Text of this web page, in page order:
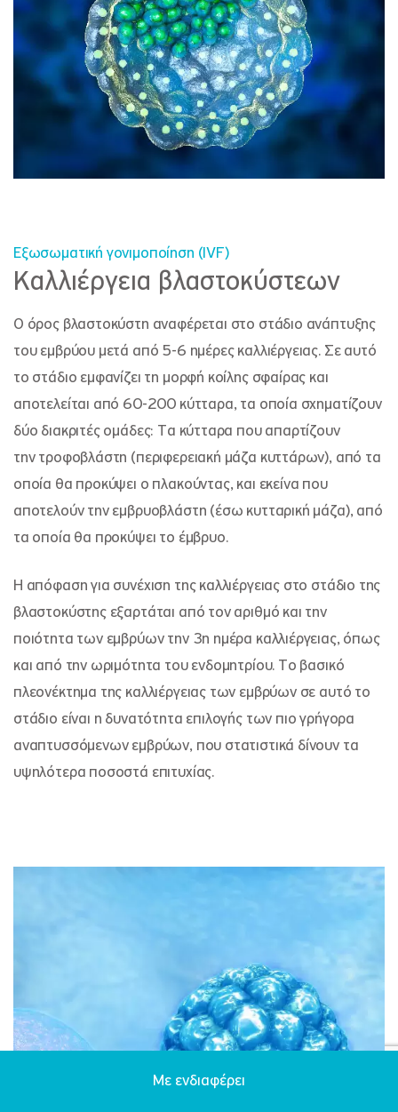
Εξωσωματική γονιμοποίηση (IVF)
Καλλιέργεια βλαστοκύστεων
Ο όρος βλαστοκύστη αναφέρεται στο στάδιο ανάπτυξης
του εμβρύου μετά από 5-6 ημέρες καλλιέργειας. Σε αυτό
το στάδιο εμφανίζει τη μορφή κοίλης σφαίρας και
αποτελείται από 60-200 κύτταρα, τα οποία σχηματίζουν
δύο διακριτές ομάδες: Τα κύτταρα που απαρτίζουν
την τροφοβλάστη (περιφερειακή μάζα κυττάρων), από τα
οποία θα προκύψει ο πλακούντας, και εκείνα που
αποτελούν την εμβρυοβλάστη (έσω κυτταρική μάζα), από
τα οποία θα προκύψει το έμβρυο.
Η απόφαση για συνέχιση της καλλιέργειας στο στάδιο της
βλαστοκύστης εξαρτάται από τον αριθμό και την
ποιότητα των εμβρύων την 3η ημέρα καλλιέργειας, όπως
και από την ωριμότητα του ενδομητρίου. Το βασικό
πλεονέκτημα της καλλιέργειας των εμβρύων σε αυτό το
στάδιο είναι η δυνατότητα επιλογής των πιο γρήγορα
αναπτυσσόμενων εμβρύων, που στατιστικά δίνουν τα
υψηλότερα ποσοστά επιτυχίας.
Με ενδιαφέρει